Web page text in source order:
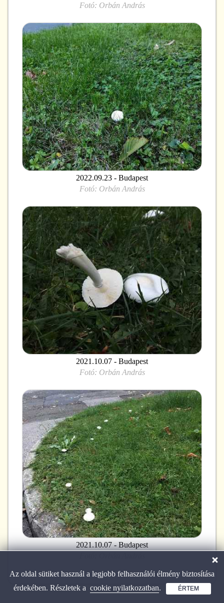
Fotó: Orbán András
2022.09.23 - Budapest
Fotó: Orbán András
2021.10.07 - Budapest
Fotó: Orbán András
2021.10.07 - Budapest
Az oldal sütiket használ a legjobb felhasználói élmény biztosítása
érdekében. Részletek a cookie nyilatkozatban. ÉRTEM